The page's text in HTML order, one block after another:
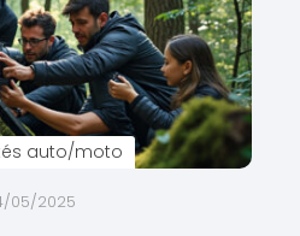
auto/moto
05/2025